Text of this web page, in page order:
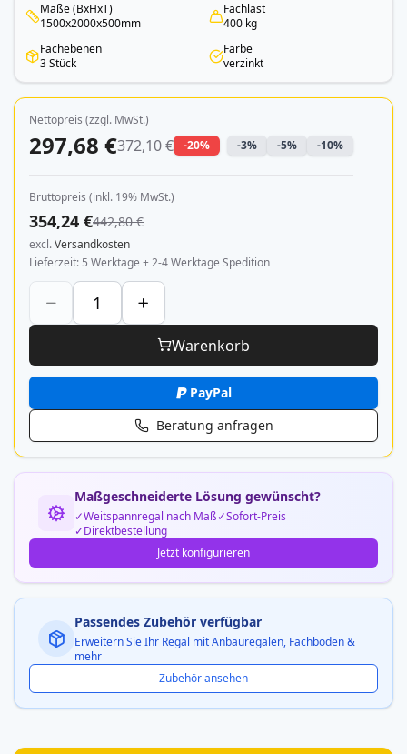
Maße (BxHxT)
1500x2000x500mm
Fachlast
400 kg
Fachebenen
3 Stück
Farbe
verzinkt
Nettopreis (zzgl. MwSt.)
297,68 €372,10 € -20% -3% -5% -10%
Bruttopreis (inkl. 19% MwSt.)
354,24 €442,80 €
excl.Versandkosten
Lieferzeit 5 Werktage + 2-4 Werktage Spedition
Warenkorb
PayPal
Beratung anfragen
Maßgeschneiderte Lösung gewünscht?
Weitspannregal nach Maß
Sofort-Preis
Direktbestellung
Jetzt konfigurieren
Passendes Zubehör verfügbar
Erweitern Sie Ihr Regal mit Anbauregalen, Fachböden &
mehr
Zubehör ansehen